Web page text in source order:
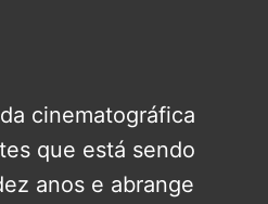
cinematográfica
que está sendo
anos e abrange